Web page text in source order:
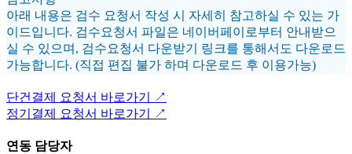
아래 내용은 검수 요청서 작성 시 자세히 참고하실 수 있는 가
이드입니다. 검수요청서 파일은 네이버페이로부터 안내받으
실 수 있으며, 검수요청서 다운받기 링크를 통해서도 다운로드
가능합니다. (직접 편집 불가 하며 다운로드 후 이용가능)
단건결제 요청서 바로가기 ↗︎
정기결제 요청서 바로가기 ↗︎
연동 담당자